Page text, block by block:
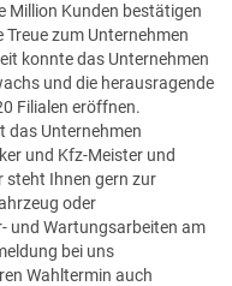
Million Kunden bestätigen
zum Unternehmen
konnte das Unternehmen
und die herausragende
Filialen eröffnen.
das Unternehmen
und Kfz-Meister und
steht Ihnen gern zur
oder
und Wartungsarbeiten am
bei uns
Wahltermin auch